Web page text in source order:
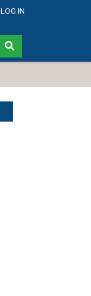
LOG IN